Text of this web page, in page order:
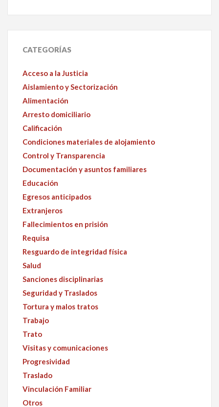
CATEGORÍAS
Acceso a la Justicia
Aislamiento y Sectorización
Alimentación
Arresto domiciliario
Calificación
Condiciones materiales de alojamiento
Control y Transparencia
Documentación y asuntos familiares
Educación
Egresos anticipados
Extranjeros
Fallecimientos en prisión
Requisa
Resguardo de integridad física
Salud
Sanciones disciplinarias
Seguridad y Traslados
Tortura y malos tratos
Trabajo
Trato
Visitas y comunicaciones
Progresividad
Traslado
Vinculación Familiar
Otros